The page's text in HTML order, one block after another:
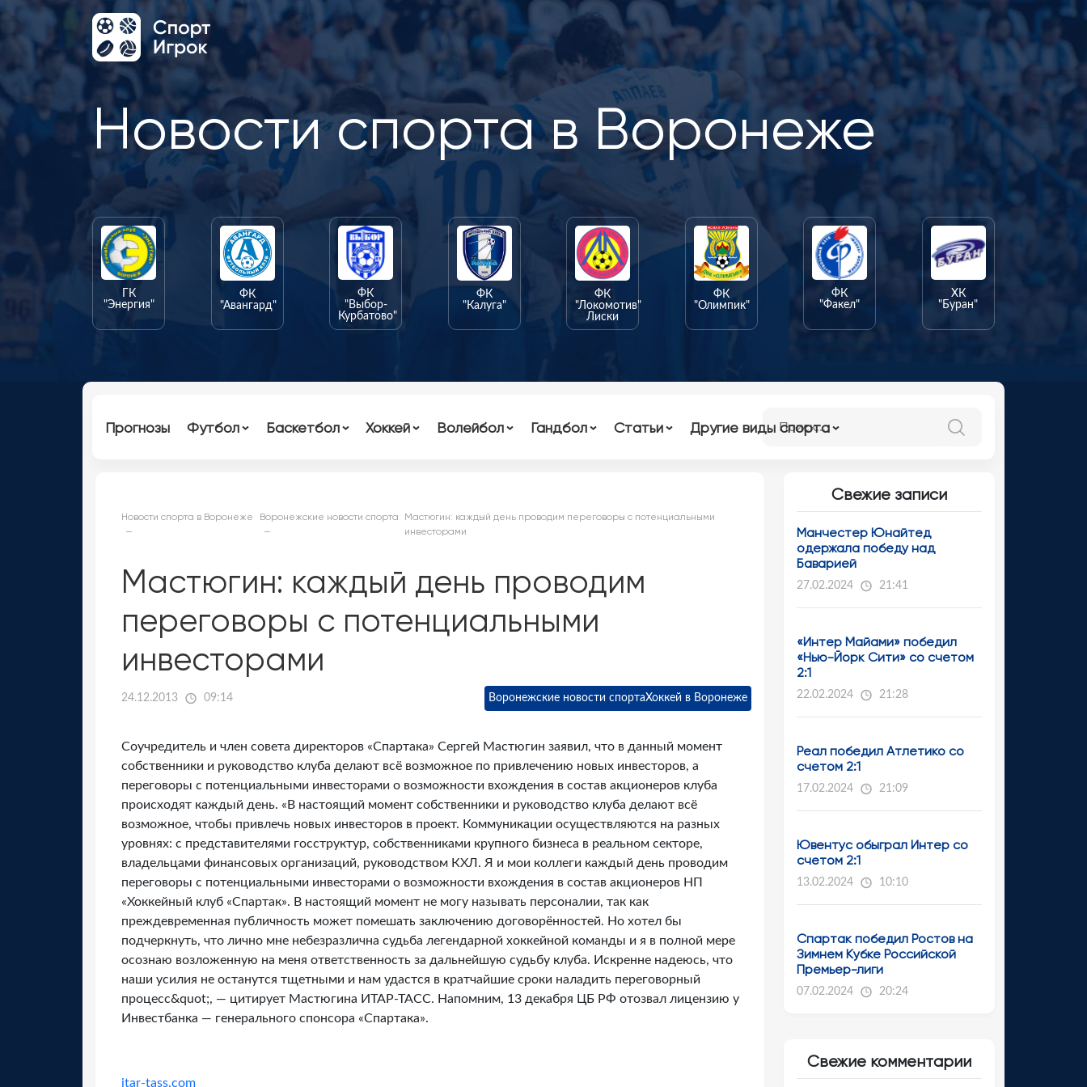
Новости спорта в Воронеже
ГК
"Энергия"
ФК
"Авангард"
ФК
"Выбор-
Курбатово"
ФК
"Калуга"
ФК
"Локомотив"
Лиски
ФК
"Олимпик"
ФК
"Факел"
ХК
"Буран"
Прогнозы Футбол Баскетбол Хоккей Волейбол Гандбол Статьи Другие виды спорта
Новости спорта в Воронеже Воронежские новости спорта
Мастюгин: каждый день проводим переговоры с потенциальными
инвесторами
Мастюгин: каждый день проводим
переговоры с потенциальными
инвесторами
24.12.2013 09:14 Воронежские новости спортаХоккей в Воронеже
Соучредитель и член совета директоров «Спартака» Сергей Мастюгин заявил, что в данный момент
собственники и руководство клуба делают всё возможное по привлечению новых инвесторов, а
переговоры с потенциальными инвесторами о возможности вхождения в состав акционеров клуба
происходят каждый день. «В настоящий момент собственники и руководство клуба делают всё
возможное, чтобы привлечь новых инвесторов в проект. Коммуникации осуществляются на разных
уровнях: с представителями госструктур, собственниками крупного бизнеса в реальном секторе,
владельцами финансовых организаций, руководством КХЛ. Я и мои коллеги каждый день проводим
переговоры с потенциальными инвесторами о возможности вхождения в состав акционеров НП
«Хоккейный клуб «Спартак». В настоящий момент не могу называть персоналии, так как
преждевременная публичность может помешать заключению договорённостей. Но хотел бы
подчеркнуть, что лично мне небезразлична судьба легендарной хоккейной команды и я в полной мере
осознаю возложенную на меня ответственность за дальнейшую судьбу клуба. Искренне надеюсь, что
наши усилия не останутся тщетными и нам удастся в кратчайшие сроки наладить переговорный
процесс&quot;, — цитирует Мастюгина ИТАР-ТАСС. Напомним, 13 декабря ЦБ РФ отозвал лицензию у
Инвестбанка — генерального спонсора «Спартака».
itar-tass.com
Свежие записи
Манчестер Юнайтед
одержала победу над
Баварией
27.02.2024 21:41
«Интер Майами» победил
«Нью-Йорк Сити» со счетом
2:1
22.02.2024 21:28
Реал победил Атлетико со
счетом 2:1
17.02.2024 21:09
Ювентус обыграл Интер со
счетом 2:1
13.02.2024 10:10
Спартак победил Ростов на
Зимнем Кубке Российской
Премьер-лиги
07.02.2024 20:24
Свежие комментарии